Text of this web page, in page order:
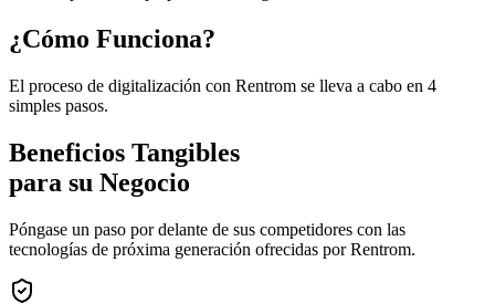
¿Cómo Funciona?
El proceso de digitalización con Rentrom se lleva a cabo en 4
simples pasos.
Beneficios Tangibles
para su Negocio
Póngase un paso por delante de sus competidores con las
tecnologías de próxima generación ofrecidas por Rentrom.